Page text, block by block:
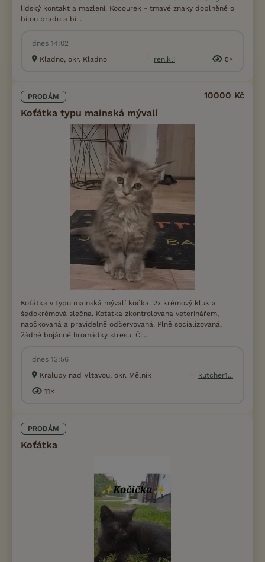
lidský kontakt a mazlení. Kocourek - tmavé znaky doplněné o
bílou bradu a bí...
dnes 14:02
Kladno, okr. Kladno
ren.kli 5×
PRODÁM
Koťátka typu mainská mývalí
10000 Kč
Koťátka v typu mainská mývalí kočka. 2x krémový kluk a
šedokrémová slečna. Koťátka zkontrolována veterinářem,
naočkovaná a pravidelně odčervovaná. Plně socializovaná,
žádné bojácné hromádky stresu. Či...
dnes 13:56
Kralupy nad Vltavou, okr. Mělník
kutcher1...
11×
PRODÁM
Koťátka